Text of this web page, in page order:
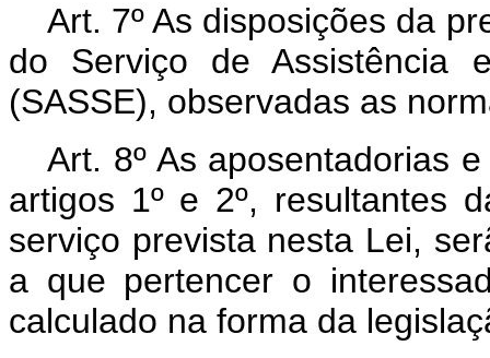
Art. 7º As disposições da
do Serviço de Assistência
(SASSE), observadas as
Art. 8º As aposentadorias
artigos 1º e 2º, resultantes
serviço prevista nesta Lei,
a que pertencer o
calculado na forma da